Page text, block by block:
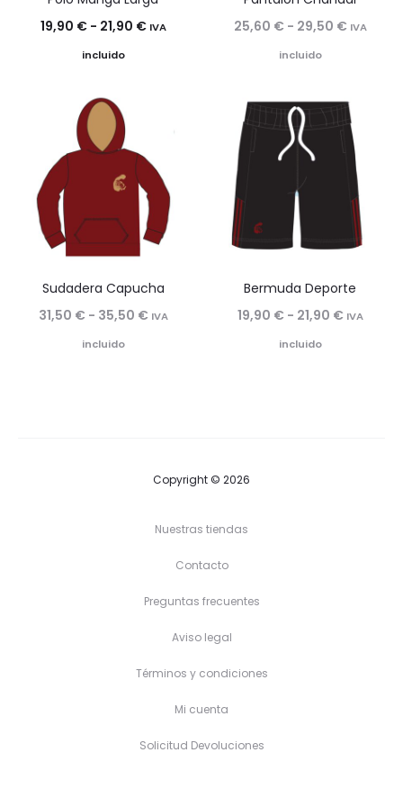
19,90 € - 21,90 €Rango
19,90 €
hasta
21,90 €
IVA
incluido
25,60 € - 29,50 €Rango
desde
25,60 €
hasta
29,50 €
IVA
incluido
Sudadera Capucha
31,50 € - 35,50 €Rango
35,50 €
IVA
incluido
Bermuda Deporte
19,90 € - 21,90 €Rango
IVA
incluido
Copyright © 2026
Nuestras tiendas
Contacto
Preguntas frecuentes
Aviso legal
Términos y condiciones
Mi cuenta
Solicitud Devoluciones